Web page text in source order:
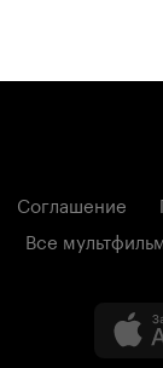
Соглашение
Все